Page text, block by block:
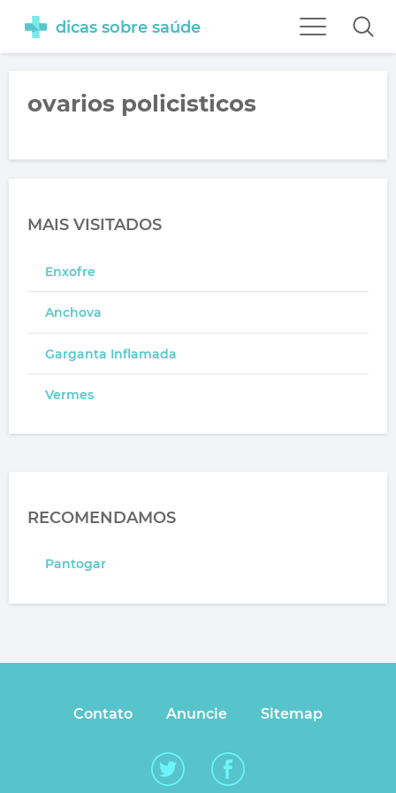
dicas sobre saúde
ovarios policisticos
MAIS VISITADOS
Enxofre
Anchova
Garganta Inflamada
Vermes
RECOMENDAMOS
Pantogar
Contato Anuncie Sitemap